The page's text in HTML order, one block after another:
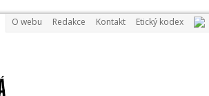
O webu Redakce Kontakt Etický kodex